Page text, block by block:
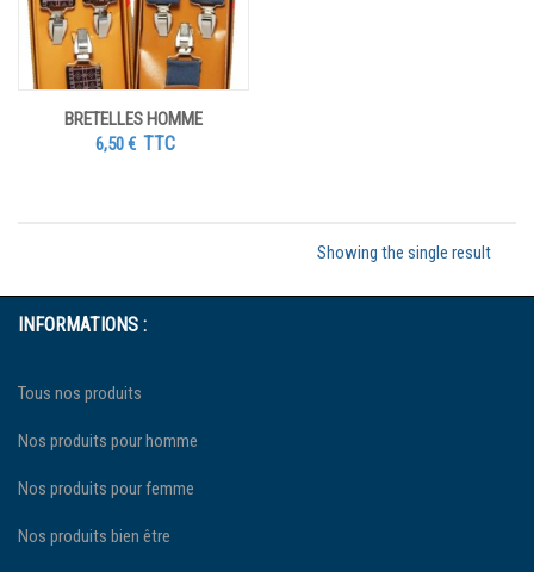
BRETELLES HOMME
6,50€ TTC
Showing the single result
INFORMATIONS :
Tous nos produits
Nos produits pour homme
Nos produits pour femme
Nos produits bien être